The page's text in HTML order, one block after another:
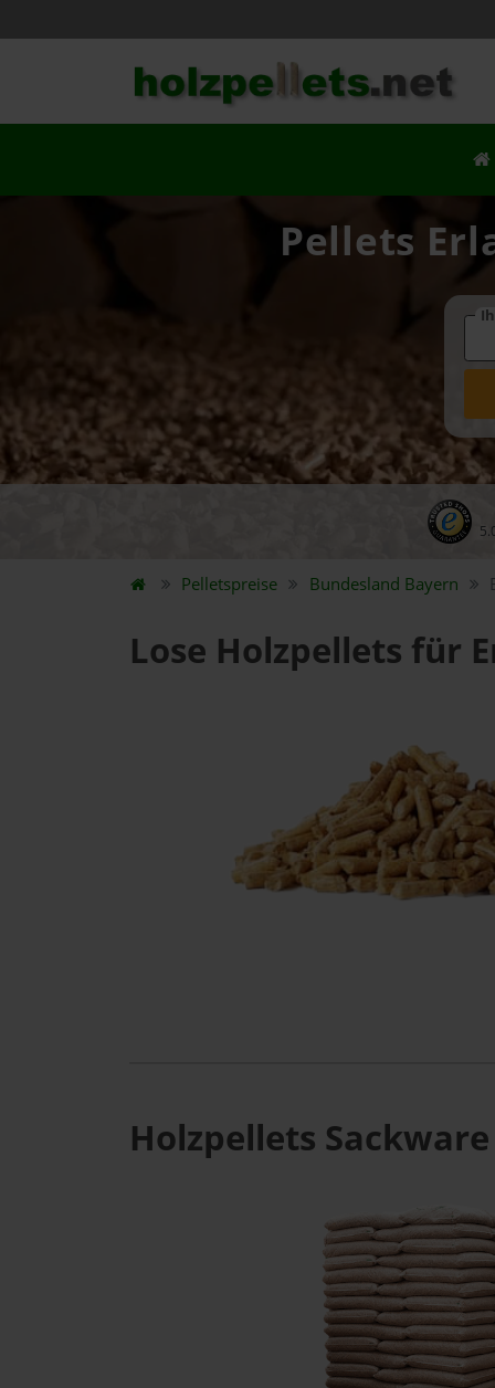
Pellets
Pelletspreise Bundesland Bayern
Lose Holzpellets für
Holzpellets